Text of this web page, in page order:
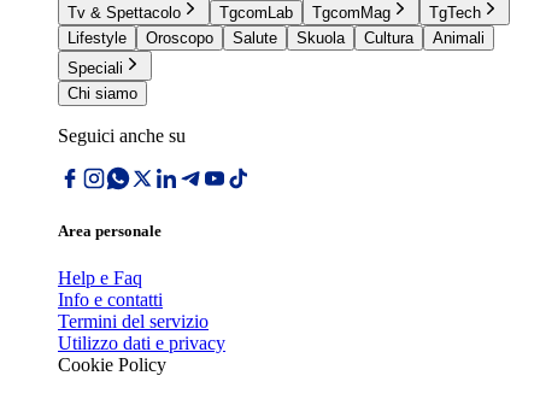
Tv & Spettacolo
TgcomLab TgcomMag
TgTech
Lifestyle
Oroscopo Salute Skuola Cultura
Animali
Speciali
Chi siamo
Seguici anche su
Area personale
Help e Faq
Info e contatti
Termini del servizio
Utilizzo dati e privacy
Cookie Policy